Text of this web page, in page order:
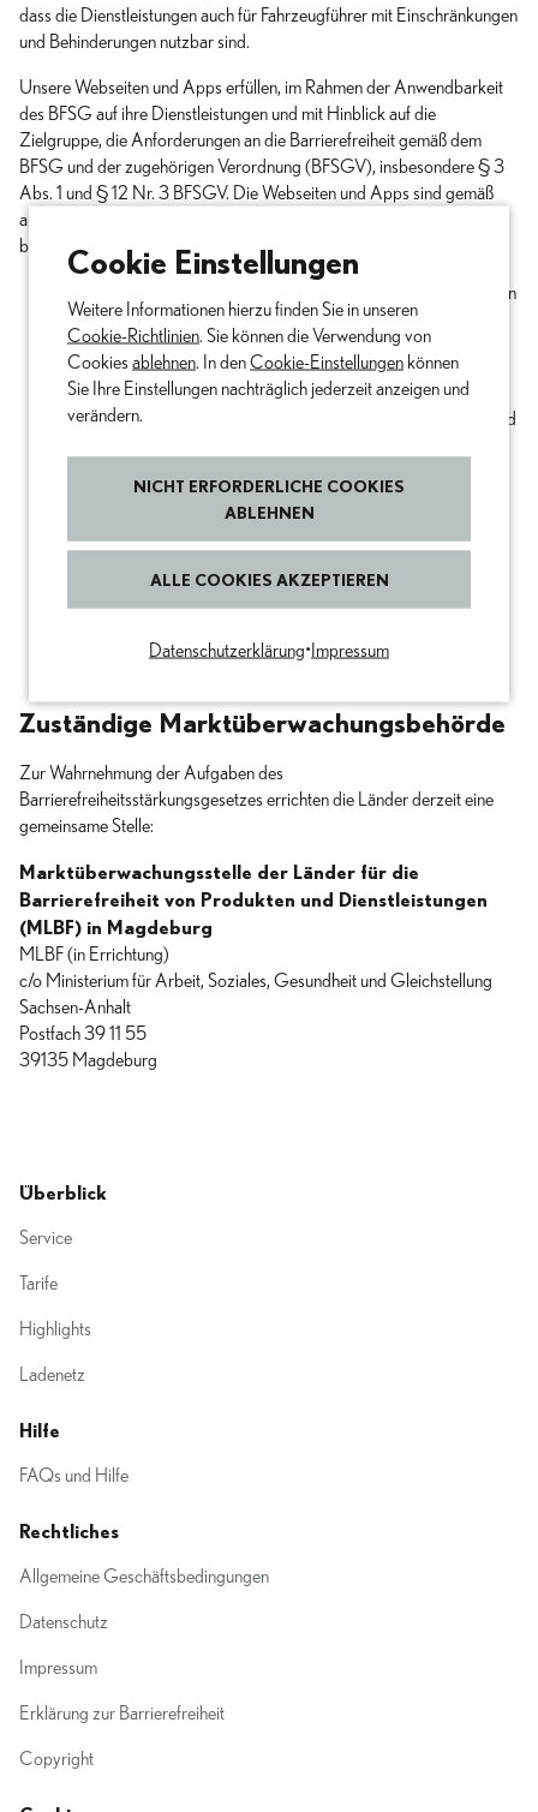
dass die Dienstleistungen auch für Fahrzeugführer mit Einschränkungen
und Behinderungen nutzbar sind.
Unsere Webseiten und Apps erfüllen, im Rahmen der Anwendbarkeit
des BFSG auf ihre Dienstleistungen und mit Hinblick auf die
Zielgruppe, die Anforderungen an die Barrierefreiheit gemäß dem
BFSG und der zugehörigen Verordnung (BFSGV), insbesondere § 3
Abs. 1 und § 12 Nr. 3 BFSGV. Die Webseiten und Apps sind gemäß
anerkannter Standards zur Barrierefreiheit (WCAG 2.1 Level A-AA)
benutzerfreundlich und intuitiv gestaltet:
Informationen und Benutzeroberflächen
sind so präsentiert, dass sie von allen Nutzern wahrgenommen
werden können – unabhängig von ihren sensorischen
Fähigkeiten.
Bedienbarkeit:
Die Benutzeroberfläche und Navigation sind
Informationen und die Bedienung der
Benutzeroberfläche sind verständlich und vorhersehbar.
Robustheit:Inhalte sind so robust, dass sie zuverlässig von
Screenreadern) interpretiert werden können – auch mit
Zuständige Marktüberwachungsbehörde
Zur Wahrnehmung der Aufgaben des
Barrierefreiheitsstärkungsgesetzes errichten die Länder derzeit eine
gemeinsame Stelle:
Marktüberwachungsstelle der Länder für die
Barrierefreiheit von Produkten und Dienstleistungen
(MLBF) in Magdeburg
MLBF (in Errichtung)
c/o Ministerium für Arbeit, Soziales, Gesundheit und Gleichstellung
Sachsen-Anhalt
Postfach 39 11 55
39135 Magdeburg
Überblick
Service
Tarife
Highlights
Ladenetz
Hilfe
FAQs und Hilfe
Rechtliches
Allgemeine Geschäftsbedingungen
Datenschutz
Impressum
Erklärung zur Barrierefreiheit
Copyright
Cookie Einstellungen
Weitere Informationen hierzu finden Sie in unseren
Cookie-Richtlinien. Sie können die Verwendung von
Cookies ablehnen. In denCookie-Einstellungen können
Sie Ihre Einstellungen nachträglich jederzeit anzeigen und
verändern.
NICHT ERFORDERLICHE COOKIES
ABLEHNEN
ALLE COOKIES AKZEPTIEREN
Datenschutzerklärung• Impressum